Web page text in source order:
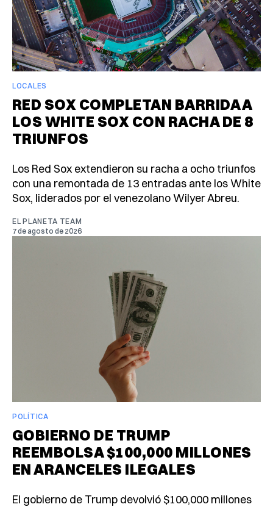
LOCALES
RED SOX COMPLETAN BARRIDA A
LOS WHITE SOX CON RACHA DE 8
TRIUNFOS
Los Red Sox extendieron su racha a ocho triunfos
con una remontada de 13 entradas ante los White
Sox, liderados por el venezolano Wilyer Abreu.
EL PLANETA TEAM
7 de agosto de 2026
POLÍTICA
GOBIERNO DE TRUMP
REEMBOLSA $100,000 MILLONES
EN ARANCELES ILEGALES
El gobierno de Trump devolvió $100,000 millones